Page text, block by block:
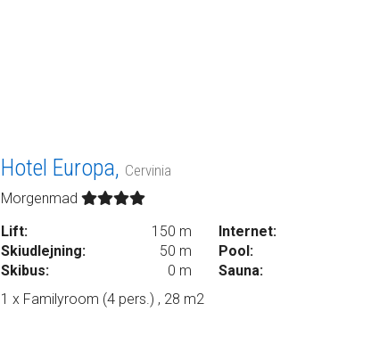
Hotel Europa, Cervinia
Morgenmad
Lift:
150 m
Skiudlejning:
50 m
Skibus:
0 m
Internet:
Pool:
Sauna:
1 x Familyroom (4 pers.) , 28 m2